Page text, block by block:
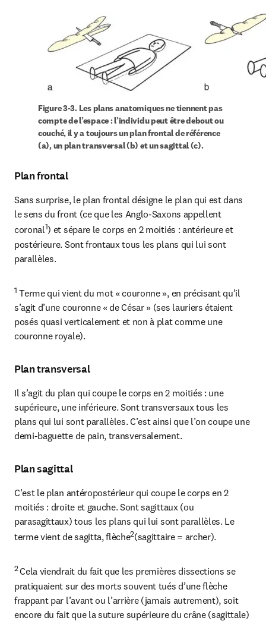
Figure 3-3. Les plans anatomiques ne tiennent pas
compte de l’espace : l’individu peut être debout ou
couché, il y a toujours un plan frontal de référence
(a), un plan transversal (b) et un sagittal (c).
Plan frontal
Sans surprise, le plan frontal désigne le plan qui est dans
le sens du front (ce que les Anglo-Saxons appellent
coronal1) et sépare le corps en 2 moitiés : antérieure et
postérieure. Sont frontaux tous les plans qui lui sont
parallèles.
1 Terme qui vient du mot « couronne », en précisant qu’il
s’agit d’une couronne « de César » (ses lauriers étaient
posés quasi verticalement et non à plat comme une
couronne royale).
Plan transversal
Il s’agit du plan qui coupe le corps en 2 moitiés : une
supérieure, une inférieure. Sont transversaux tous les
plans qui lui sont parallèles. C’est ainsi que l’on coupe une
demi-baguette de pain, transversalement.
Plan sagittal
C’est le plan antéropostérieur qui coupe le corps en 2
moitiés : droite et gauche. Sont sagittaux (ou
parasagittaux) tous les plans qui lui sont parallèles. Le
terme vient de sagitta, flèche2(sagittaire = archer).
2 Cela viendrait du fait que les premières dissections se
pratiquaient sur des morts souvent tués d’une flèche
frappant par l’avant ou l’arrière (jamais autrement), soit
encore du fait que la suture supérieure du crâne (sagittale)